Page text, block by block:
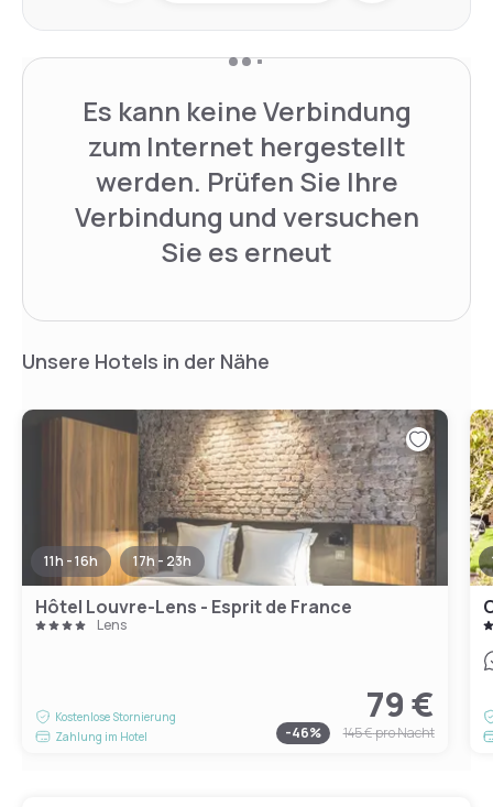
Es kann keine Verbindung
zum Internet hergestellt
werden. Prüfen Sie Ihre
Verbindung und versuchen
Sie es erneut
Unsere Hotels in der Nähe
11h - 16h 17h - 23h
Hôtel Louvre-Lens - Esprit de France
Lens
Kostenlose Stornierung
Zahlung im Hotel
79 €
-46% 145 €pro Nacht